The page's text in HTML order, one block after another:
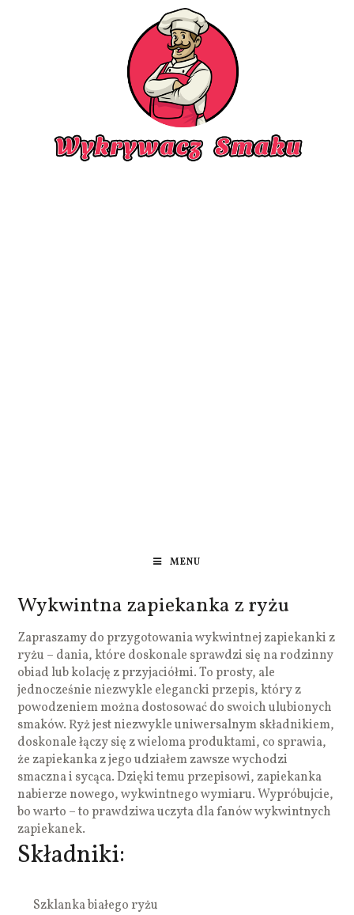
MENU
Wykwintna zapiekanka z ryżu
Zapraszamy do przygotowania wykwintnej zapiekanki z
ryżu – dania, które doskonale sprawdzi się na rodzinny
obiad lub kolację z przyjaciółmi. To prosty, ale
jednocześnie niezwykle elegancki przepis, który z
powodzeniem można dostosować do swoich ulubionych
smaków. Ryż jest niezwykle uniwersalnym składnikiem,
doskonale łączy się z wieloma produktami, co sprawia,
że zapiekanka z jego udziałem zawsze wychodzi
smaczna i sycąca. Dzięki temu przepisowi, zapiekanka
nabierze nowego, wykwintnego wymiaru. Wypróbujcie,
bo warto – to prawdziwa uczyta dla fanów wykwintnych
zapiekanek.
Składniki:
Szklanka białego ryżu